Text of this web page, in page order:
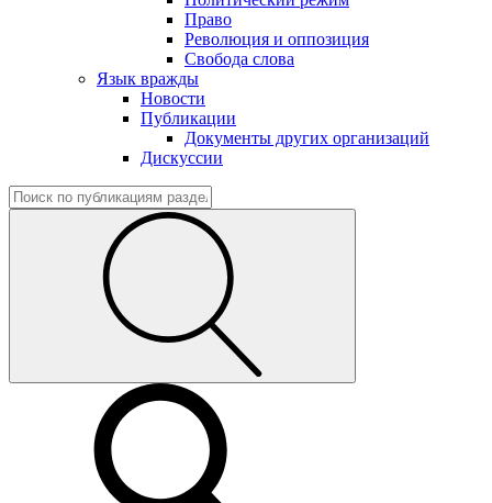
Право
Революция и оппозиция
Свобода слова
Язык вражды
Новости
Публикации
Документы других организаций
Дискуссии